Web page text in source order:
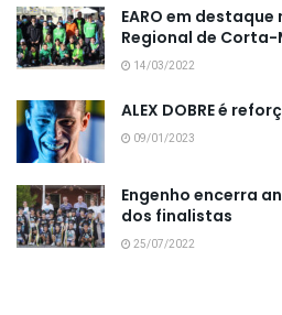
EARO em
Regional de
14/03/2022
ALEX DOBRE é
09/01/2023
Engenho encerra
dos finalistas
25/07/2022